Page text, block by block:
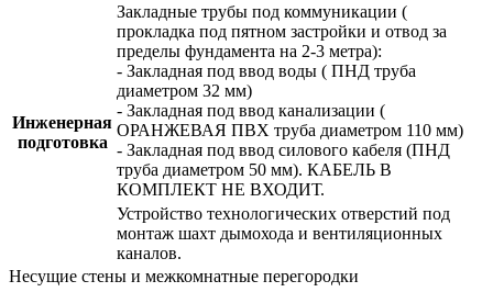
Инженерная
подготовка
Закладные трубы под коммуникации (
прокладка под пятном застройки и отвод за
пределы фундамента на 2-3 метра):
- Закладная под ввод воды ( ПНД труба
диаметром 32 мм)
- Закладная под ввод канализации (
ОРАНЖЕВАЯ ПВХ труба диаметром 110 мм)
- Закладная под ввод силового кабеля (ПНД
труба диаметром 50 мм). КАБЕЛЬ В
КОМПЛЕКТ НЕ ВХОДИТ.
Устройство технологических отверстий под
монтаж шахт дымохода и вентиляционных
каналов.
Несущие стены и межкомнатные перегородки